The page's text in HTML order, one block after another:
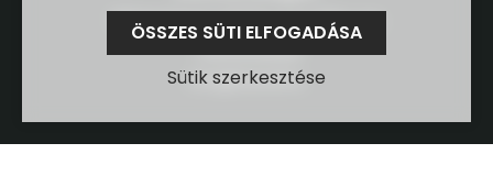
1125 Budapest, Kikelet utca 35/c, 3.a
+36304538281
info@hatod.hu
ÖSSZES SÜTI ELFOGADÁSA
Sütik szerkesztése